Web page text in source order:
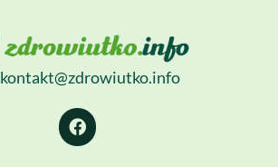
kontakt@zdrowiutko.info